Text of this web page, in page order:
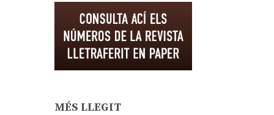
MÉS LLEGIT